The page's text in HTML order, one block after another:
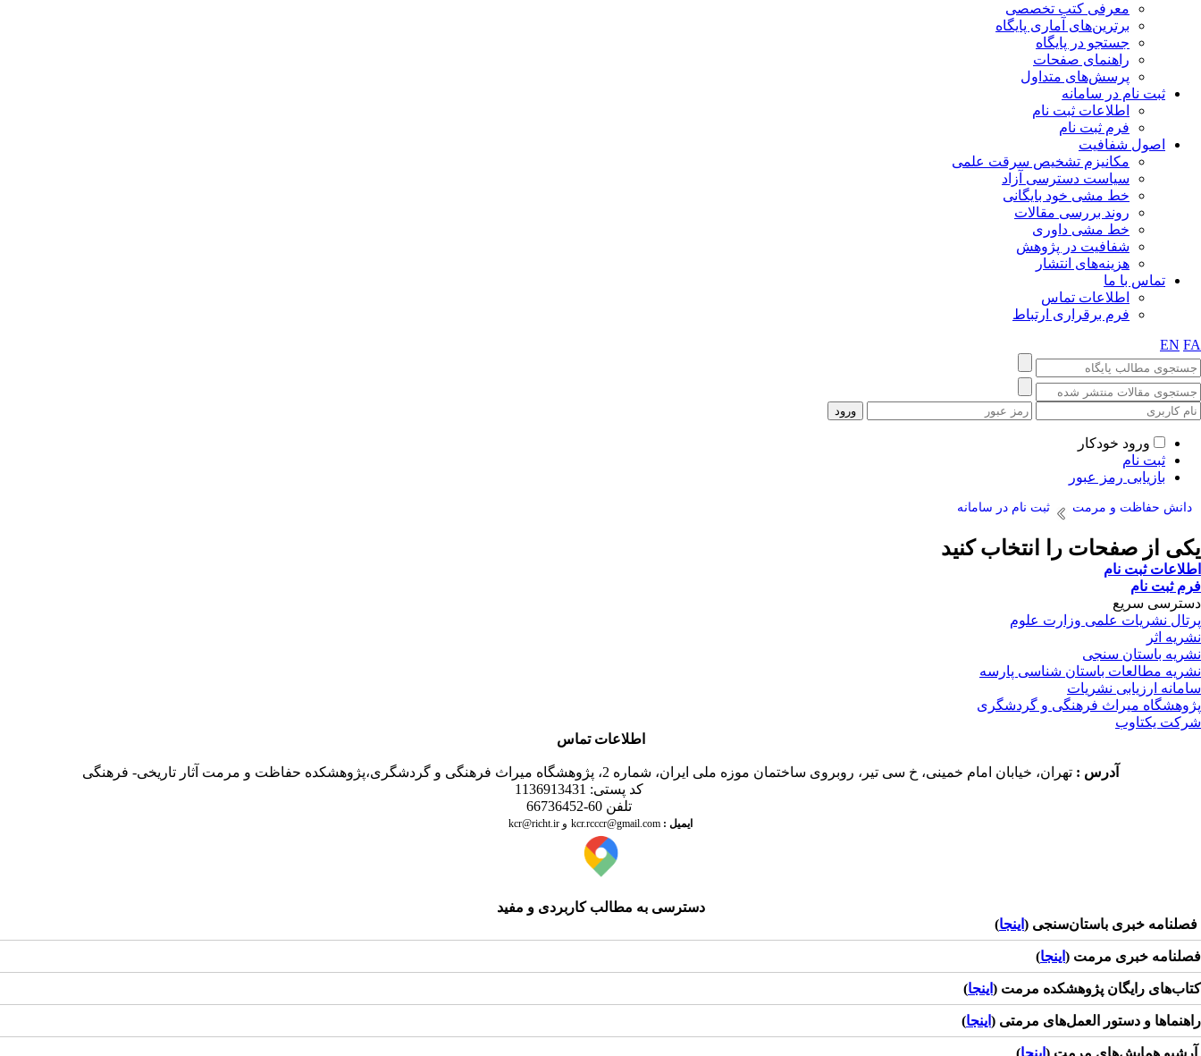
معرفی کتب تخصصی
برترین‌های آماری پایگاه
جستجو در پایگاه
راهنمای صفحات
پرسش‌های متداول
ثبت نام در سامانه
اطلاعات ثبت نام
فرم ثبت نام
اصول شفافیت
ﻣﮑﺎﻧﯿﺰم ﺗﺸﺨﯿﺺ ﺳﺮﻗﺖ ﻋﻠﻤﯽ
سیاست دسترسی آزاد
خط مشی خود بایگانی
روند بررسی مقالات
خط مشی داوری
شفافیت در پژوهش
هزینه‌های انتشار
تماس با ما
اطلاعات تماس
فرم برقراری ارتباط
EN FA
ورود خودکار
ثبت نام
بازیابی رمز عبور
دانش حفاظت و مرمت ثبت نام در سامانه
یکی از صفحات را انتخاب کنید
اطلاعات ثبت نام
فرم ثبت نام
دسترسی سریع
پرتال نشریات علمی وزارت علوم
نشریه اثر
نشریه باستان سنجی
نشریه مطالعات باستان شناسی پارسه
سامانه ارزیابی نشریات
پژوهشگاه میراث فرهنگی و گردشگری
شرکت یکتاوب
اطلاعات تماس
آدرس : تهران، خیابان امام خمینی، خ سی تیر، روبروی ساختمان موزه ملی ایران، شماره 2، پژوهشگاه میراث فرهنگی و گردشگری،پژوهشکده حفاظت و مرمت آثار تاریخی- فرهنگی
کد پستی: 1136913431
تلفن 60-66736452
ایمیل : و kcr.rcccr@gmail.com
دسترسی به مطالب کاربردی و مفید
فصلنامه خبری باستان‌سنجی ( اینجا)
فصلنامه خبری مرمت ( اینجا)
کتاب‌های رایگان پژوهشکده مرمت ( اینجا)
راهنماها و دستور العمل‌های مرمتی ( اینجا)
آرشیو همایش‌های مرمت ( اینجا)